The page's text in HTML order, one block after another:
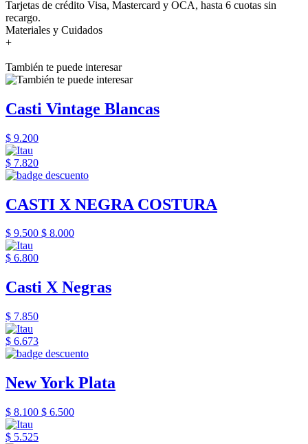
Tarjetas de crédito Visa, Mastercard y OCA, hasta 6 cuotas sin
recargo.
Materiales y Cuidados
+
También te puede interesar
Casti Vintage Blancas
$ 9.200
$ 7.820
CASTI X NEGRA COSTURA
$ 9.500 $ 8.000
$ 6.800
Casti X Negras
$ 7.850
$ 6.673
New York Plata
$ 8.100 $ 6.500
$ 5.525